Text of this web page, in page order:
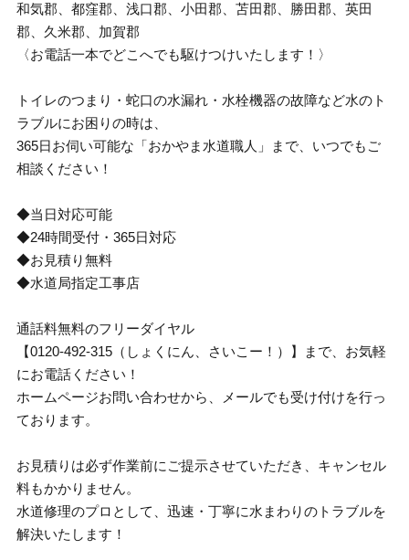
和気郡、都窪郡、浅口郡、小田郡、苫田郡、勝田郡、英田
郡、久米郡、加賀郡
〈お電話一本でどこへでも駆けつけいたします！〉
トイレのつまり・蛇口の水漏れ・水栓機器の故障など水のト
ラブルにお困りの時は、
365日お伺い可能な「おかやま水道職人」まで、いつでもご
相談ください！
◆当日対応可能
◆24時間受付・365日対応
◆お見積り無料
◆水道局指定工事店
通話料無料のフリーダイヤル
【0120-492-315（しょくにん、さいこー！）】まで、お気軽
にお電話ください！
ホームページお問い合わせから、メールでも受け付けを行っ
ております。
お見積りは必ず作業前にご提示させていただき、キャンセル
料もかかりません。
水道修理のプロとして、迅速・丁寧に水まわりのトラブルを
解決いたします！